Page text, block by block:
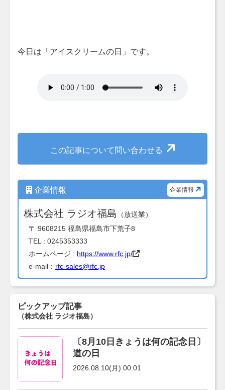
今日は「アイスクリームの日」です。
この記事について問い合わせる
企業情報 企業情報
株式会社 ラジオ福島
（放送業）
〒 9608215 福島県福島市下荒子8
TEL : 0245353333
ホームページ : https://www.rfc.jp/
e-mail： rfc-sales@rfc.jp
ピックアップ記事
（株式会社 ラジオ福島）
〔8月10日きょうは何の記念日〕
道の日
2026.08.10(月) 00:01